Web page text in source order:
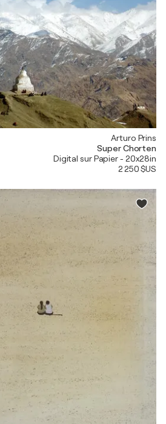
Arturo Prins
Super Chorten
Digital sur Papier - 20x28in
2 250 $US